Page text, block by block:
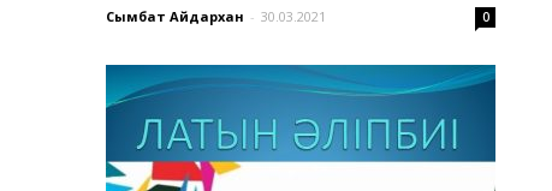
Сымбат Айдархан - 30.03.2021 0